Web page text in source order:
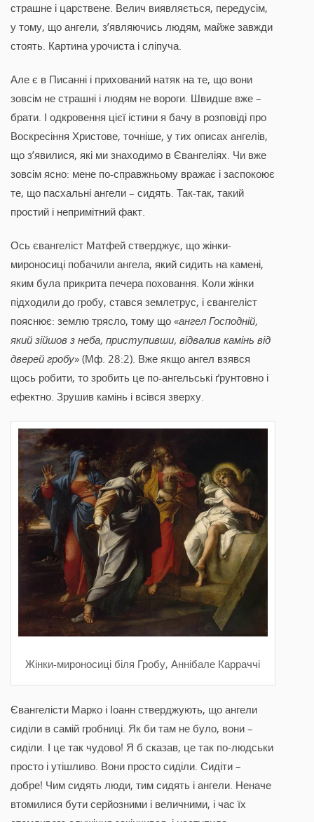
страшне і царствене. Велич виявляється, передусім,
у тому, що ангели, з’являючись людям, майже завжди
стоять. Картина урочиста і сліпуча.
Але є в Писанні і прихований натяк на те, що вони
зовсім не страшні і людям не вороги. Швидше вже –
брати. І одкровення цієї істини я бачу в розповіді про
Воскресіння Христове, точніше, у тих описах ангелів,
що з’явилися, які ми знаходимо в Євангеліях. Чи вже
зовсім ясно: мене по-справжньому вражає і заспокоює
те, що пасхальні ангели – сидять. Так-так, такий
простий і непримітний факт.
Ось євангеліст Матфей стверджує, що жінки-
мироносиці побачили ангела, який сидить на камені,
яким була прикрита печера поховання. Коли жінки
підходили до гробу, стався землетрус, і євангеліст
пояснює: землю трясло, тому що «ангел Господній,
який зійшов з неба, приступивши, відвалив камінь від
дверей гробу» (Мф. 28:2). Вже якщо ангел взявся
щось робити, то зробить це по-ангельські ґрунтовно і
ефектно. Зрушив камінь і всівся зверху.
Жінки-мироносиці біля Гробу, Аннібале Карраччі
Євангелісти Марко і Іоанн стверджують, що ангели
сиділи в самій гробниці. Як би там не було, вони –
сиділи. І це так чудово! Я б сказав, це так по-людськи
просто і утішливо. Вони просто сиділи. Сидіти –
добре! Чим сидять люди, тим сидять і ангели. Неначе
втомилися бути серйозними і величними, і час їх